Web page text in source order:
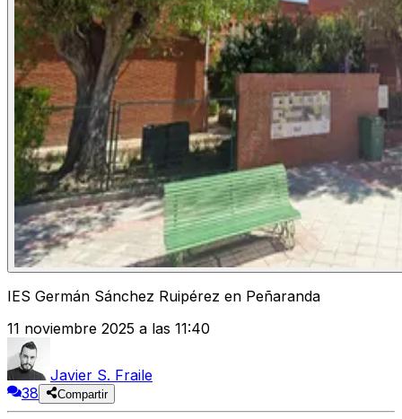
IES Germán Sánchez Ruipérez en Peñaranda
11 noviembre 2025 a las 11:40
Javier S. Fraile
38
Compartir